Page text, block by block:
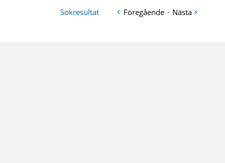
Sökresultat Föregående · Nästa